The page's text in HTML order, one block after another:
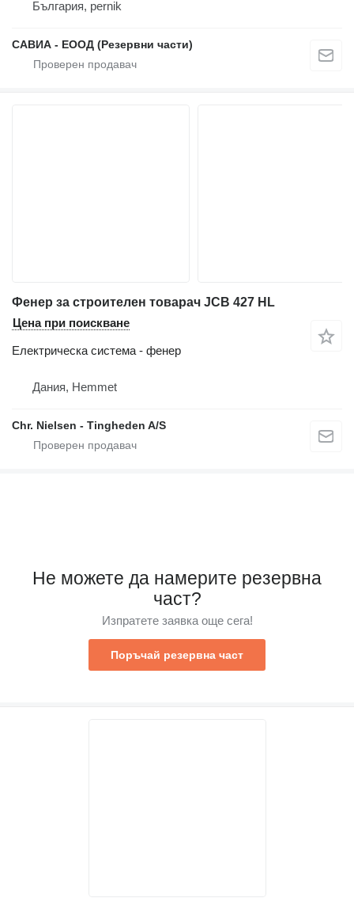
България, pernik
САВИА - ЕООД (Резервни части)
Фенер за строителен товарач JCB 427 HL
Цена при поискване
Електрическа система - фенер
Дания, Hemmet
Chr. Nielsen - Tingheden A/S
Не можете да намерите резервна
част?
Изпратете заявка още сега!
Поръчай резервна част